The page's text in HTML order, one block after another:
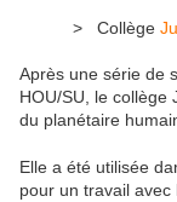
> Collège
Après une série de
HOU/SU, le collège
du planétaire
Elle a été utilisée
pour un travail